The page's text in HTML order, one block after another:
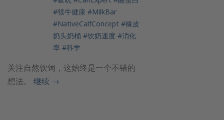
#犊牛健康 #MilkBar
#NativeCalfConcept #橡皮
奶头奶桶 #饮奶速度 #消化
率 #科学
关注自然饮饲，这始终是一个不错的
想法。 继续 →